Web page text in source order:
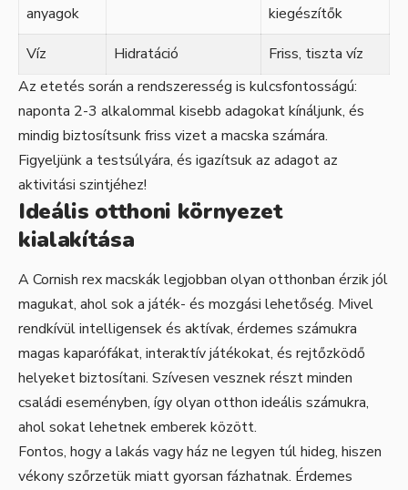
anyagok
kiegészítők
Víz
Hidratáció
Friss, tiszta víz
Az etetés során a rendszeresség is kulcsfontosságú:
naponta 2-3 alkalommal kisebb adagokat kínáljunk, és
mindig biztosítsunk friss vizet a macska számára.
Figyeljünk a testsúlyára, és igazítsuk az adagot az
aktivitási szintjéhez!
Ideális otthoni környezet
kialakítása
A Cornish rex macskák legjobban olyan otthonban érzik jól
magukat, ahol sok a játék- és mozgási lehetőség. Mivel
rendkívül intelligensek és aktívak, érdemes számukra
magas kaparófákat, interaktív játékokat, és rejtőzködő
helyeket biztosítani. Szívesen vesznek részt minden
családi eseményben, így olyan otthon ideális számukra,
ahol sokat lehetnek emberek között.
Fontos, hogy a lakás vagy ház ne legyen túl hideg, hiszen
vékony szőrzetük miatt gyorsan fázhatnak. Érdemes